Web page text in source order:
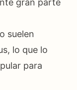
suelen
lo que lo
para